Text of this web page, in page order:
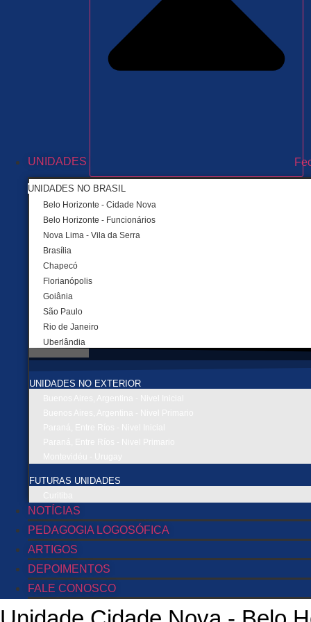
UNIDADES
UNIDADES NO BRASIL
Belo Horizonte - Cidade Nova
Belo Horizonte - Funcionários
Nova Lima - Vila da Serra
Brasília
Chapecó
Florianópolis
Goiânia
São Paulo
Rio de Janeiro
Uberlândia
UNIDADES NO EXTERIOR
FUTURAS UNIDADES
NOTÍCIAS
PEDAGOGIA LOGOSÓFICA
ARTIGOS
DEPOIMENTOS
FALE CONOSCO